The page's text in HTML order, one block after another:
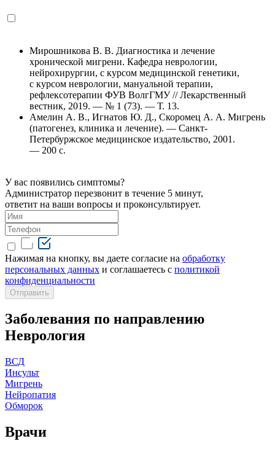
Мирошникова В. В. Диагностика и лечение
хронической мигрени. Кафедра неврологии,
нейрохирургии, с курсом медицинской генетики,
с курсом неврологии, мануальной терапии,
рефлексотерапии ФУВ ВолгГМУ // Лекарственный
вестник, 2019. — № 1 (73). — Т. 13.
Амелин А. В., Игнатов Ю. Д., Скоромец А. А. Мигрень
(патогенез, клиника и лечение). — Санкт-
Петербуржское медицинское издательство, 2001.
— 200 с.
У вас появились симптомы?
Администратор перезвонит в течение 5 минут,
ответит на ваши вопросы и проконсультирует.
Нажимая на кнопку, вы даете согласие на обработку
персональных данных и соглашаетесь с политикой
конфиденциальности
Заболевания по направлению
Неврология
ВСД
Инсульт
Мигрень
Нейропатия
Обморок
Врачи